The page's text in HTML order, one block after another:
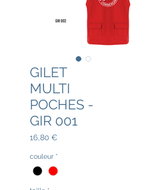
GILET
MULTI
POCHES -
GIR 001
16,80 €
couleur *